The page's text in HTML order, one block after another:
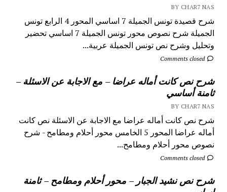
BY CHAR7 NAS
شرح قصيدة تونس الجميلة 7 اساسي المحور 4 الرابع تونس
الجميلة شرح نصوص محور تونس الجميلة 7 اساسي تحضير
وتحليل وشرح نص تونس الجميلة عربية...
Comments closed
شرح نص كانت أماله عراضا – مع الاجابة عن الاسئلة –
ثامنة أساسي
BY CHAR7 NAS
شرح نص كانت أماله عراضا مع الاجابة عن الاسئلة نص كانت
أماله عراضا المحور 5 الخامس محور أحلام ومطامح - شرح
نصوص محور أحلام ومطامح...
Comments closed
شرح نص نشيد الجبار – محور أحلام ومطامح – ثامنة